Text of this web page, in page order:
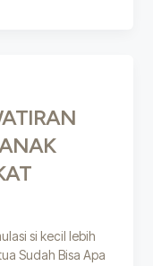
si kecil lebih
Sudah Bisa Apa